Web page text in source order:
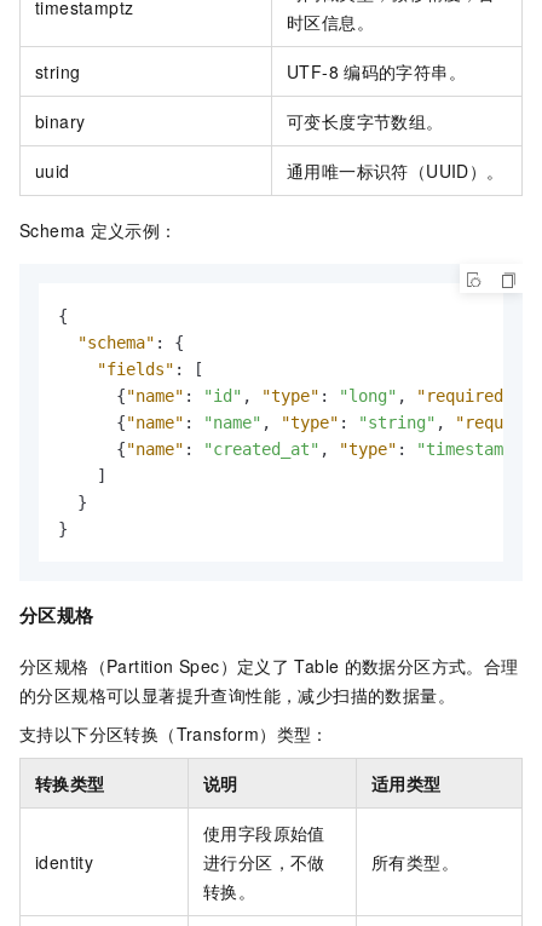
timestamptz
时区信息。
string UTF-8 编码的字符串。
binary 可变长度字节数组。
uuid 通用唯一标识符（UUID）。
Schema 定义示例：
{
"schema" :
{
"fields" :
[
{"name" : "id" , "type" : "long" , "required"
{"name" : "name" , "type" : "string" ,
{"name" : "created_at" , "type" :
"timestamptz"
]
}
}
分区规格
分区规格（Partition Spec）定义了 Table 的数据分区方式。合理
的分区规格可以显著提升查询性能，减少扫描的数据量。
支持以下分区转换（Transform）类型：
转换类型 说明 适用类型
identity
使用字段原始值
进行分区，不做
转换。
所有类型。